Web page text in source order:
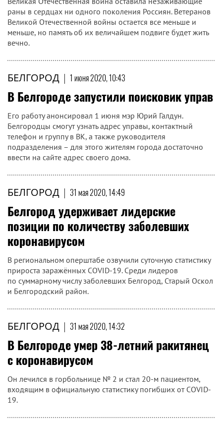
раны в сердцах ни одного поколения Россиян. Ветеранов
Великой Отечественной войны остается все меньше и
меньше, но память об их величайшем подвиге будет жить
вечно.
БЕЛГОРОД | 1 июня 2020, 10:43
В Белгороде запустили поисковик управ
Его работу анонсировал 1 июня мэр Юрий Галдун.
Белгородцы смогут узнать адрес управы, контактный
телефон и группу в ВК, а также руководителя
подразделения – для этого жителям города достаточно
ввести на сайте адрес своего дома.
БЕЛГОРОД | 31 мая 2020, 14:49
Белгород удерживает лидерские
позиции по количеству заболевших
коронавирусом
В региональном оперштабе озвучили суточную статистику
прироста заражённых COVID-19. Среди лидеров
по суммарному числу заболевших Белгород, Старый Оскол
и Белгородский район.
БЕЛГОРОД | 31 мая 2020, 14:32
В Белгороде умер 38-летний ракитянец
с коронавирусом
Он лечился в горбольнице № 2 и стал 20-м пациентом,
входящим в официальную статистику погибших от COVID-
19.